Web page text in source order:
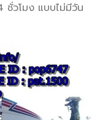
ชั่วโมง แบบไม่มีวัน